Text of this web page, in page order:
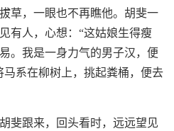
草，一眼也不再瞧他。胡斐一
有人，心想：“这姑娘生得瘦
。我是一身力气的男子汉，便
系在柳树上，挑起粪桶，便去
斐跟来，回头看时，远远望见